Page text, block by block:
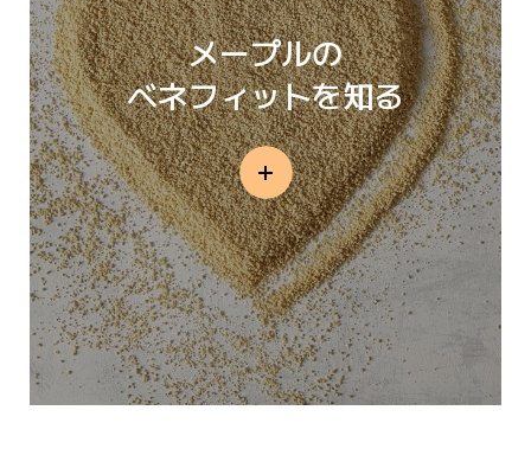
メープルの
ベネフィットを知る